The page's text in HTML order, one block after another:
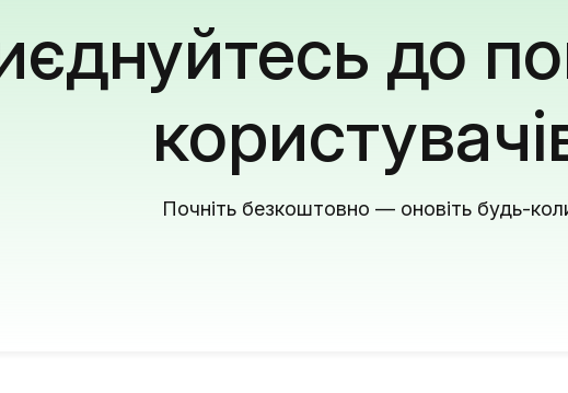
до
Почніть безкоштовно — оновіть будь-